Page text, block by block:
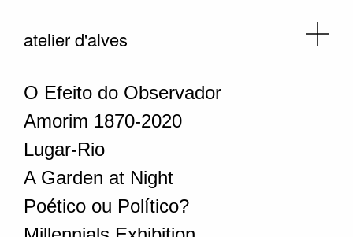
atelier d'alves
O Efeito do Observador
Amorim 1870-2020
Lugar-Rio
A Garden at Night
Poético ou Político?